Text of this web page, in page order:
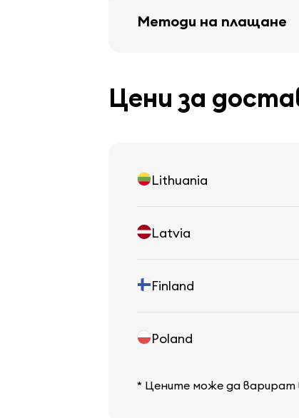
Методи на плащане
Цени за
Lithuania
Latvia
Finland
Poland
* Цените може да варират